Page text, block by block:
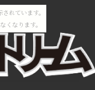
れています。
くなります。